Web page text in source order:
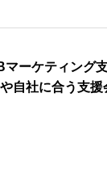
マーケティング
自社に合う支